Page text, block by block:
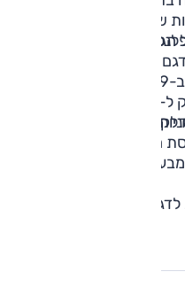
הילוכים בלבד, בין
יותר, הביצועים של
של הדגם הנוכחי – שוב,
היוצא, שהמשיך להיות